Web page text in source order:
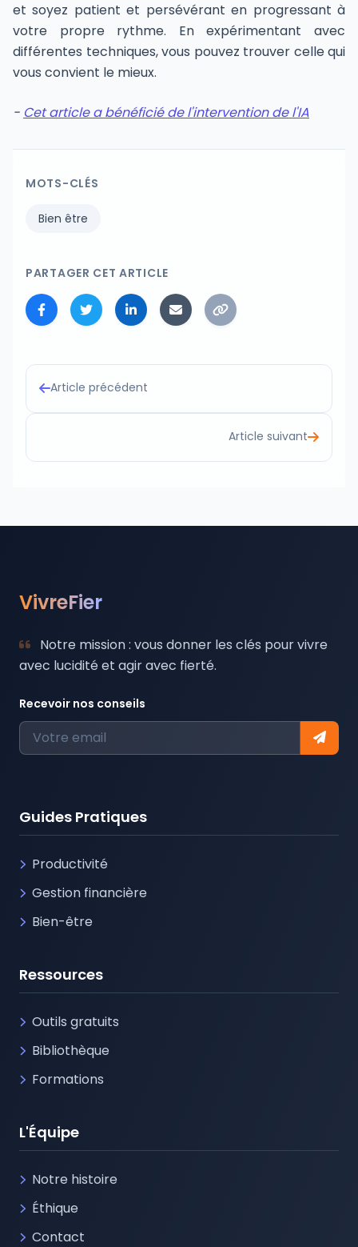
et soyez patient et persévérant en progressant à
votre propre rythme. En expérimentant avec
différentes techniques, vous pouvez trouver celle qui
vous convient le mieux.
- Cet article a bénéficié de l'intervention de l'IA
MOTS-CLÉS
Bien être
PARTAGER CET ARTICLE
Article précédent
Article suivant
VivreFier
Notre mission : vous donner les clés pour vivre
avec lucidité et agir avec fierté.
Recevoir nos conseils
Guides Pratiques
Productivité
Gestion financière
Bien-être
Ressources
Outils gratuits
Bibliothèque
Formations
L'Équipe
Notre histoire
Éthique
Contact